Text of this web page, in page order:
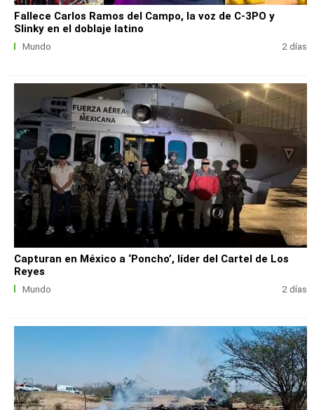
Fallece Carlos Ramos del Campo, la voz de C-3PO y
Slinky en el doblaje latino
Mundo 2 días
Capturan en México a ‘Poncho’, líder del Cartel de Los
Reyes
Mundo 2 días